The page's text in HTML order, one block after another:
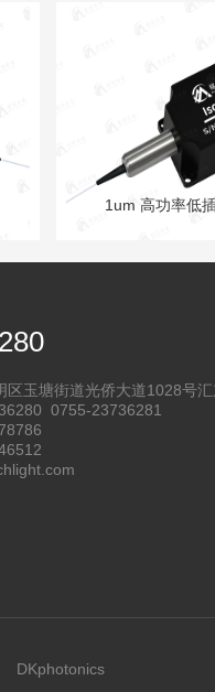
1um 高功率低
塘街道光侨大道1028号汇
0755-23736281
DKphotonics